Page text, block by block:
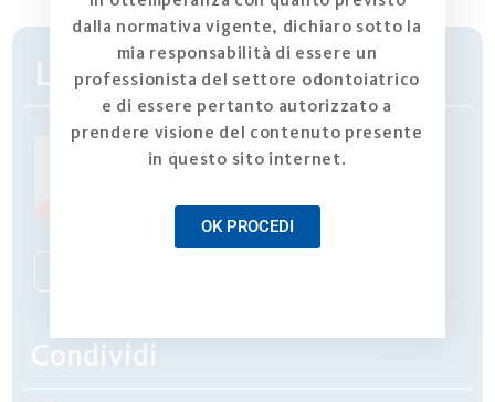
L’AUTORE
Carlo De Annuntiis
Condividi
dalla normativa vigente, dichiaro sotto la
mia responsabilità di essere un
professionista del settore odontoiatrico
e di essere pertanto autorizzato a
prendere visione del contenuto presente
in questo sito internet.
OK PROCEDI